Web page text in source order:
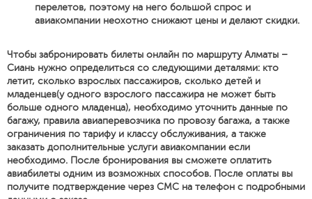
перелетов, поэтому на него большой спрос и
авиакомпании неохотно снижают цены и делают скидки.
Чтобы забронировать билеты онлайн по маршруту Алматы –
Сиань нужно определиться со следующими деталями: кто
летит, сколько взрослых пассажиров, сколько детей и
младенцев(у одного взрослого пассажира не может быть
больше одного младенца), необходимо уточнить данные по
багажу, правила авиаперевозчика по провозу багажа, а также
ограничения по тарифу и классу обслуживания, а также
заказать дополнительные услуги авиакомпании если
необходимо. После бронирования вы сможете оплатить
авиабилеты одним из возможных способов. После оплаты вы
получите подтверждение через СМС на телефон с подробными